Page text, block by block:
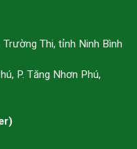
Thi, tỉnh Ninh Bình
P. Tăng Nhơn Phú,